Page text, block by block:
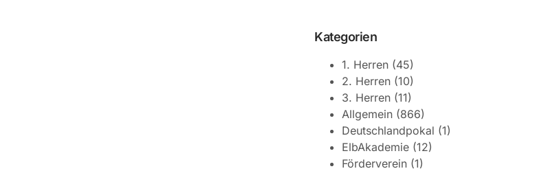
Kategorien
1. Herren (45)
2. Herren (10)
3. Herren (11)
Allgemein (866)
Deutschlandpokal (1)
ElbAkademie (12)
Förderverein (1)